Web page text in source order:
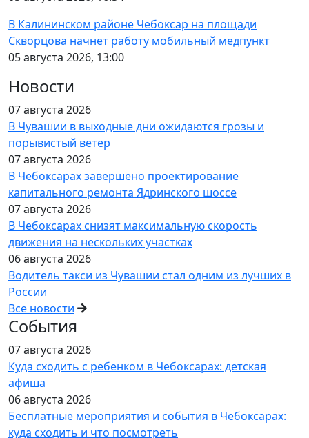
В Калининском районе Чебоксар на площади
Скворцова начнет работу мобильный медпункт
05 августа 2026, 13:00
Новости
07 августа 2026
В Чувашии в выходные дни ожидаются грозы и
порывистый ветер
07 августа 2026
В Чебоксарах завершено проектирование
капитального ремонта Ядринского шоссе
07 августа 2026
В Чебоксарах снизят максимальную скорость
движения на нескольких участках
06 августа 2026
Водитель такси из Чувашии стал одним из лучших в
России
Все новости
События
07 августа 2026
Куда сходить с ребенком в Чебоксарах: детская
афиша
06 августа 2026
Бесплатные мероприятия и события в Чебоксарах:
куда сходить и что посмотреть